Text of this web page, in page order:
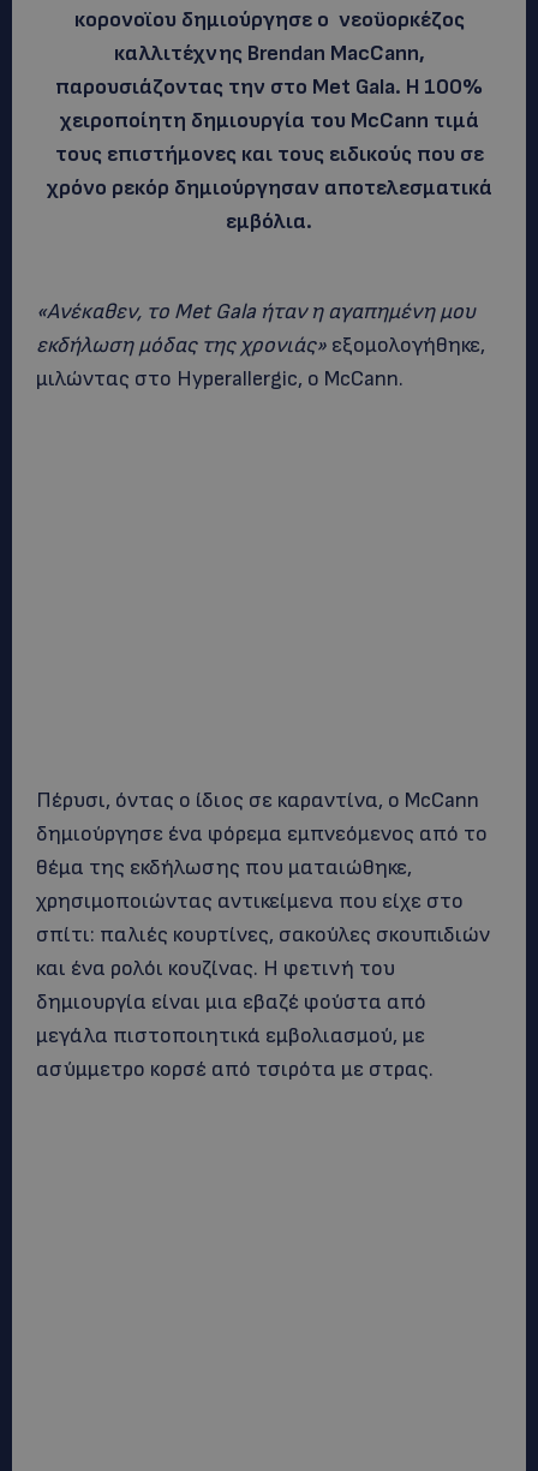
κορονοϊου δημιούργησε ο νεοϋορκέζος
καλλιτέχνης Brendan MacCann,
παρουσιάζοντας την στο Met Gala. Η 100%
χειροποίητη δημιουργία του McCann τιμά
τους επιστήμονες και τους ειδικούς που σε
χρόνο ρεκόρ δημιούργησαν αποτελεσματικά
εμβόλια.
«Ανέκαθεν, το Met Gala ήταν η αγαπημένη μου
εκδήλωση μόδας της χρονιάς» εξομολογήθηκε,
μιλώντας στο Hyperallergic, ο McCann.
Πέρυσι, όντας ο ίδιος σε καραντίνα, ο McCann
δημιούργησε ένα φόρεμα εμπνεόμενος από το
θέμα της εκδήλωσης που ματαιώθηκε,
χρησιμοποιώντας αντικείμενα που είχε στο
σπίτι: παλιές κουρτίνες, σακούλες σκουπιδιών
και ένα ρολόι κουζίνας. Η φετινή του
δημιουργία είναι μια εβαζέ φούστα από
μεγάλα πιστοποιητικά εμβολιασμού, με
ασύμμετρο κορσέ από τσιρότα με στρας.